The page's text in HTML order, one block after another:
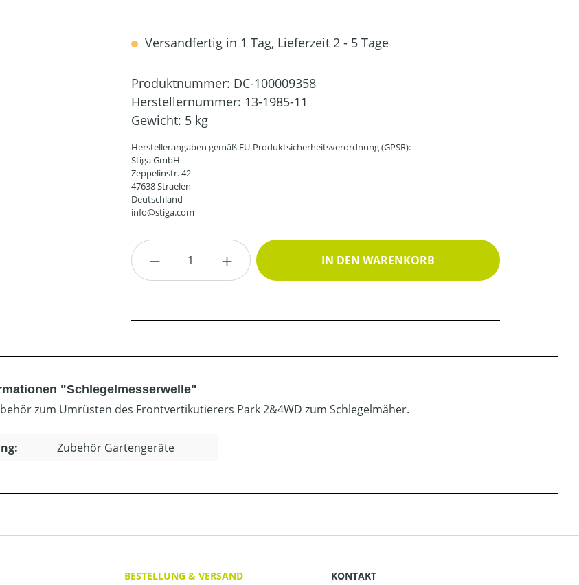
Versandfertig in 1 Tag, Lieferzeit 2 - 5 Tage
Produktnummer: DC-100009358
Herstellernummer: 13-1985-11
Gewicht: 5 kg
Herstellerangaben gemäß EU-Produktsicherheitsverordnung (GPSR):
Stiga GmbH
Zeppelinstr. 42
47638 Straelen
Deutschland
info@stiga.com
Produkt Anzahl: Gib den gewünschten Wert ein oder
IN DEN WARENKORB
"Schlegelmesserwelle"
zum Umrüsten des Frontvertikutierers Park 2&4WD zum Schlegelmäher.
Zubehör Gartengeräte
BESTELLUNG & VERSAND
KONTAKT